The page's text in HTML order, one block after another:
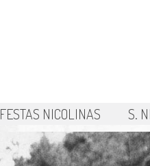
FESTAS NICOLINAS S.